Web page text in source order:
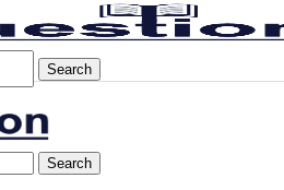
Search
Search